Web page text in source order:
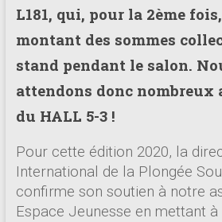
L181, qui, pour la 2ème
montant des sommes
stand pendant le salon.
attendons donc nombreux
du HALL 5-3 !
Pour cette édition 2020, la
International de la Plongée
confirme son soutien à notre
Espace Jeunesse en mettant